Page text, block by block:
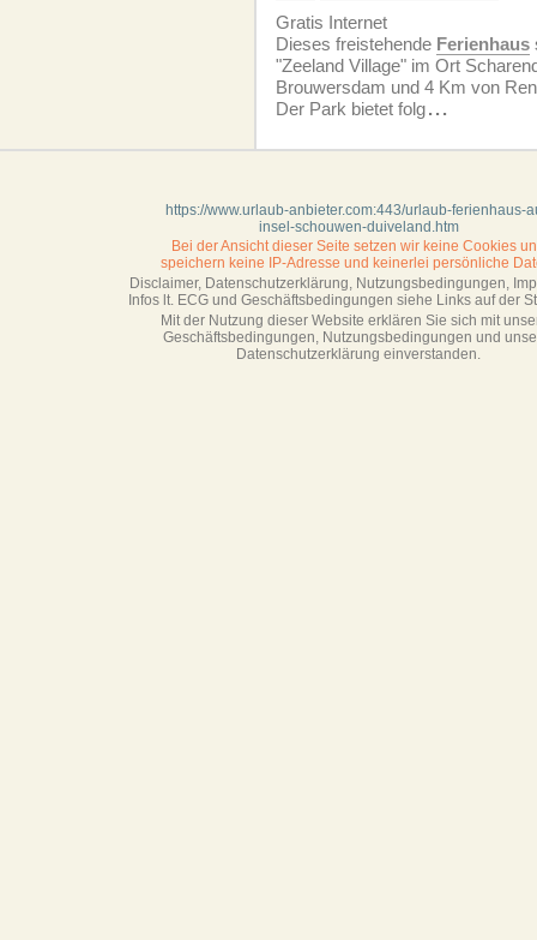
Gratis Internet
Dieses freistehende Ferienhaus
"Zeeland Village" im Ort
Brouwersdam und 4 Km von
Der Park bietet folg...
https://www.urlaub-anbieter.com:443/urlaub-ferienhaus-
insel-schouwen-duiveland.htm
Bei der Ansicht dieser Seite setzen wir keine Cookies
speichern keine IP-Adresse und keinerlei persönliche
Disclaimer, Datenschutzerklärung, Nutzungsbedingungen,
Infos lt. ECG und Geschäftsbedingungen siehe Links auf der
Mit der Nutzung dieser Website erklären Sie sich mit
Geschäftsbedin­gungen, Nutzungsbedingungen und
Datenschutzerklärung einverstanden.